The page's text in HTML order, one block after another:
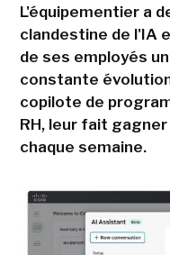
L'équipementier a
clandestine de l'IA
de ses employés
constante
copilote de
RH, leur fait
chaque semaine.